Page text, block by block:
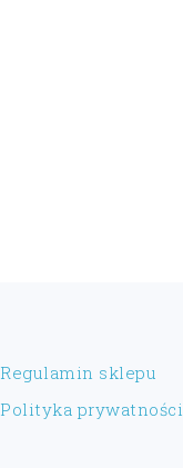
Regulamin sklepu
Polityka prywatności